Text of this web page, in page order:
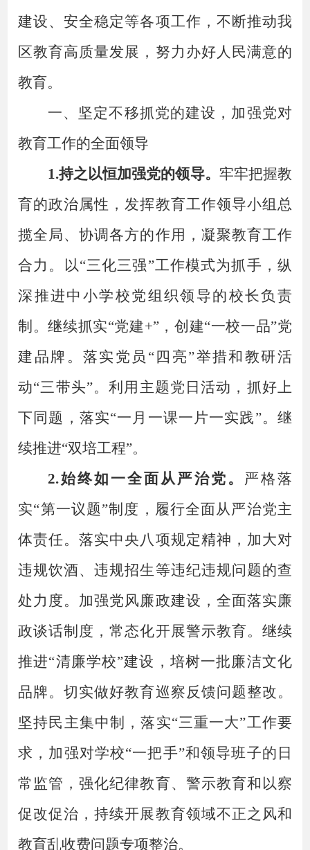
建设、安全稳定等各项工作，不断推动我
区教育高质量发展，努力办好人民满意的
教育。
一、坚定不移抓党的建设，加强党对
教育工作的全面领导
1.持之以恒加强党的领导。 牢牢把握教
育的政治属性，发挥教育工作领导小组总
揽全局、协调各方的作用，凝聚教育工作
合力。以“三化三强”工作模式为抓手，纵
深推进中小学校党组织领导的校长负责
制。继续抓实“党建+”，创建“一校一品”党
建品牌。 落实党员 “四亮”举措和教研活
动“三带头”。利用主题党日活动，抓好上
下同题，落实“一月一课一片一实践”。继
续推进“双培工程”。
2.始终如一全面从严治党。 严格落
实“第一议题”制度，履行全面从严治党主
体责任。落实中央八项规定精神，加大对
违规饮酒、违规招生等违纪违规问题的查
处力度。加强党风廉政建设，全面落实廉
政谈话制度，常态化开展警示教育。继续
推进“清廉学校”建设，培树一批廉洁文化
品牌。切实做好教育巡察反馈问题整改。
坚持民主集中制，落实“三重一大”工作要
求，加强对学校“一把手”和领导班子的日
常监管，强化纪律教育、警示教育和以察
促改促治，持续开展教育领域不正之风和
教育乱收费问题专项整治。